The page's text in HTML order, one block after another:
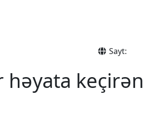
Sayt:
həyata keçirən